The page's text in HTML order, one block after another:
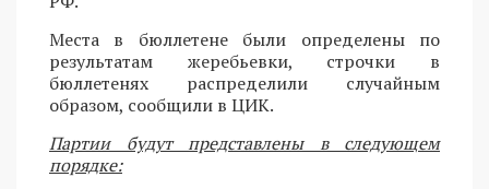
Места в бюллетене были определены по
результатам жеребьевки, строчки в
бюллетенях распределили случайным
образом, сообщили в ЦИК.
Партии будут представлены в следующем
порядке: